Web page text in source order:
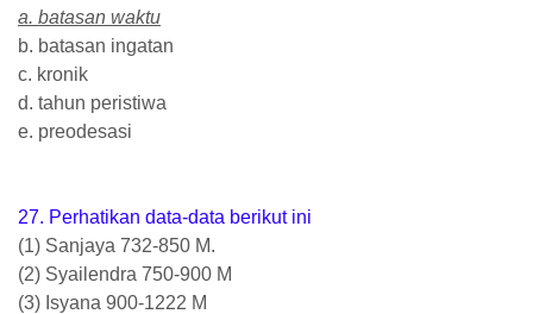
a. batasan waktu
b. batasan ingatan
c. kronik
d. tahun peristiwa
e. preodesasi
27. Perhatikan data-data berikut ini
(1) Sanjaya 732-850 M.
(2) Syailendra 750-900 M
(3) Isyana 900-1222 M